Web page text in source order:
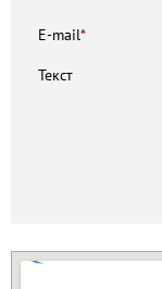
E-mail*
Текст